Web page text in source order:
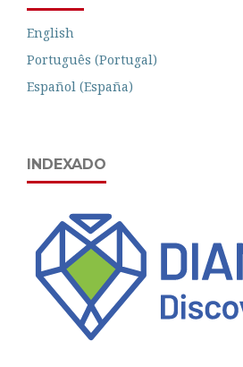
English
Português (Portugal)
Español (España)
INDEXADO